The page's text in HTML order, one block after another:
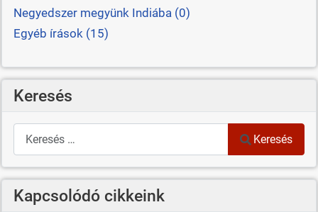
Negyedszer megyünk Indiába (0)
Egyéb írások (15)
Keresés
Keresés
Keresés
Kapcsolódó cikkeink